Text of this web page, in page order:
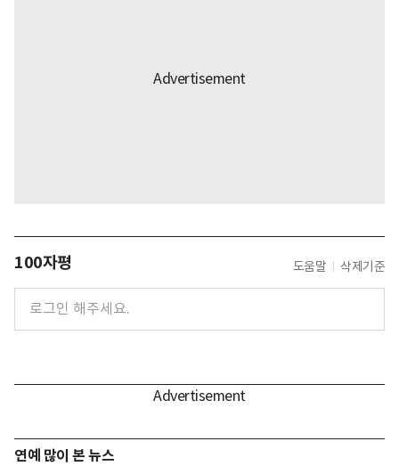
100자평 도움말 삭제기준
연예 많이 본 뉴스